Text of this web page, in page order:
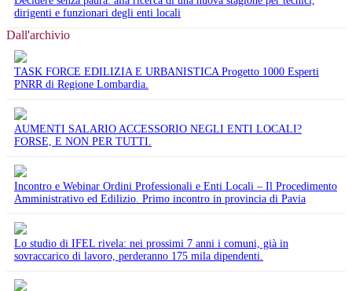
dirigenti e funzionari degli enti locali
Dall'archivio
TASK FORCE EDILIZIA E URBANISTICA Progetto 1000 Esperti
PNRR di Regione Lombardia.
AUMENTI SALARIO ACCESSORIO NEGLI ENTI LOCALI?
FORSE, E NON PER TUTTI.
Incontro e Webinar Ordini Professionali e Enti Locali – Il Procedimento
Amministrativo ed Edilizio. Primo incontro in provincia di Pavia
Lo studio di IFEL rivela: nei prossimi 7 anni i comuni, già in
sovraccarico di lavoro, perderanno 175 mila dipendenti.